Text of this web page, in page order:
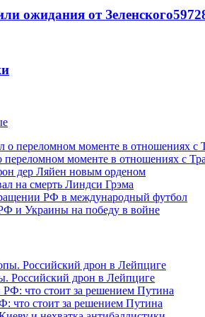
ожидания от Зеленского597
переломном моменте в отношениях с
дер Ляйен новым орденом
на смерть Линдси Грэма
РФ в международный футбол
и Украины на победу в войне
Российский дрон в Лейпциге
что стоит за решением Путина